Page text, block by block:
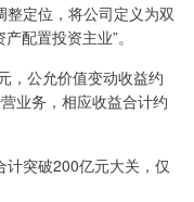
定位，将公司定义为双
配置投资主业”。
，公允价值变动收益约
业务，相应收益合计约
突破200亿元大关，仅